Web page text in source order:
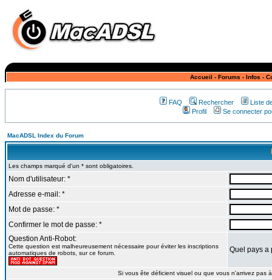
Accueil - Forums - Infos -
FAQ Rechercher
Liste
Profil
Se connecter
MacADSL Index du Forum
Les champs marqué d'un * sont obligatoires.
Nom d'utilisateur: *
Adresse e-mail: *
Mot de passe: *
Confirmer le mot de passe: *
Question Anti-Robot:
Cette question est malheureusement nécessaire pour éviter les inscriptions
automatiques de robots, sur ce forum.
Quel pays a
Si vous ête déficient visuel ou que vous n'arrivez pas